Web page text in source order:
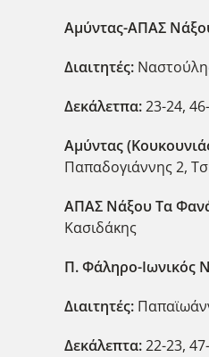
Αμύντας-ΑΠΑΣ
Διαιτητές:
Δεκάλετπα:23-24,
Αμύντας
Παπαδογιάννης 2,
ΑΠΑΣ Νάξου Τα
Κασιδάκης
Π. Φάληρο-Ιωνικός
Διαιτητές:
Δεκάλεπτα:22-23,